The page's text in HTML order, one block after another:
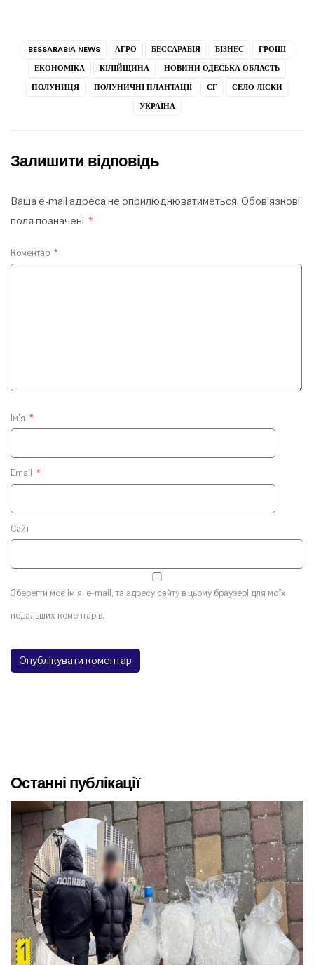
BESSARABIA NEWS АГРО БЕССАРАБІЯ БІЗНЕС
ГРОШІ
ЕКОНОМІКА
КІЛІЙЩИНА
НОВИНИ ОДЕСЬКА ОБЛАСТЬ
ПОЛУНИЦЯ
ПОЛУНИЧНІ ПЛАНТАЦІЇ СГ
СЕЛО ЛІСКИ
УКРАЇНА
Залишити відповідь
Ваша e-mail адреса не оприлюднюватиметься. Обов’язкові
поля позначені *
Коментар *
Ім'я *
Email *
Сайт
Зберегти моє ім'я, e-mail, та адресу сайту в цьому браузері для моїх
подальших коментарів.
Останні публікації